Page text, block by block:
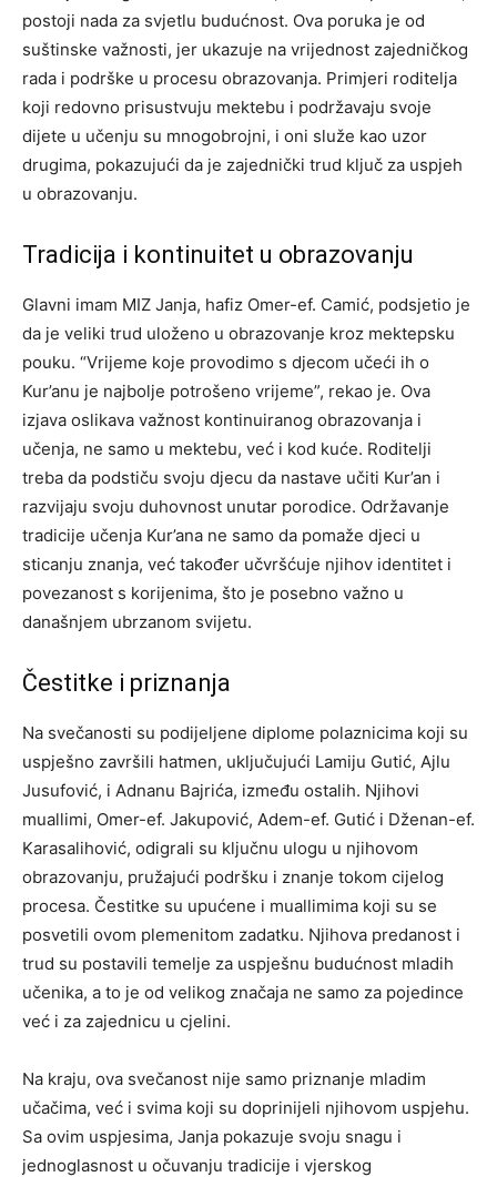
postoji nada za svjetlu budućnost. Ova poruka je od
suštinske važnosti, jer ukazuje na vrijednost zajedničkog
rada i podrške u procesu obrazovanja. Primjeri roditelja
koji redovno prisustvuju mektebu i podržavaju svoje
dijete u učenju su mnogobrojni, i oni služe kao uzor
drugima, pokazujući da je zajednički trud ključ za uspjeh
u obrazovanju.
Tradicija i kontinuitet u obrazovanju
Glavni imam MIZ Janja, hafiz Omer-ef. Camić, podsjetio je
da je veliki trud uloženo u obrazovanje kroz mektepsku
pouku. “Vrijeme koje provodimo s djecom učeći ih o
Kur’anu je najbolje potrošeno vrijeme”, rekao je. Ova
izjava oslikava važnost kontinuiranog obrazovanja i
učenja, ne samo u mektebu, već i kod kuće. Roditelji
treba da podstiču svoju djecu da nastave učiti Kur’an i
razvijaju svoju duhovnost unutar porodice. Održavanje
tradicije učenja Kur’ana ne samo da pomaže djeci u
sticanju znanja, već također učvršćuje njihov identitet i
povezanost s korijenima, što je posebno važno u
današnjem ubrzanom svijetu.
Čestitke i priznanja
Na svečanosti su podijeljene diplome polaznicima koji su
uspješno završili hatmen, uključujući Lamiju Gutić, Ajlu
Jusufović, i Adnanu Bajrića, između ostalih. Njihovi
muallimi, Omer-ef. Jakupović, Adem-ef. Gutić i Dženan-ef.
Karasalihović, odigrali su ključnu ulogu u njihovom
obrazovanju, pružajući podršku i znanje tokom cijelog
procesa. Čestitke su upućene i muallimima koji su se
posvetili ovom plemenitom zadatku. Njihova predanost i
trud su postavili temelje za uspješnu budućnost mladih
učenika, a to je od velikog značaja ne samo za pojedince
već i za zajednicu u cjelini.
Na kraju, ova svečanost nije samo priznanje mladim
učačima, već i svima koji su doprinijeli njihovom uspjehu.
Sa ovim uspjesima, Janja pokazuje svoju snagu i
jednoglasnost u očuvanju tradicije i vjerskog